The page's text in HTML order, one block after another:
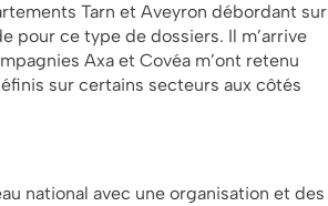
Tarn et Aveyron débordant sur
pour ce type de dossiers. Il m’arrive
Axa et Covéa m’ont retenu
sur certains secteurs aux côtés
national avec une organisation et des